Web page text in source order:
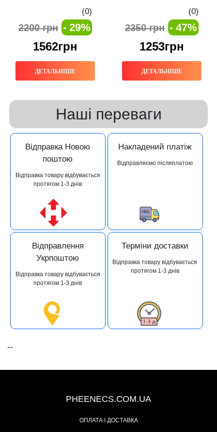
(0)
2200 грн - 29%
1562грн
ДЕТАЛЬНІШЕ
(0)
2350 грн - 47%
1253грн
ДЕТАЛЬНІШЕ
Наші переваги
Відправка Новою
поштою
Відправка товару відбувається
протягом 1-3 днів
Накладений платіж
Відправляємо післяплатою
Відправлення
Укрпоштою
Відправка товару відбувається
протягом 1-3 днів
Терміни доставки
Відправка товару відбувається
протягом 1-3 днів
--
PHEENECS.COM.UA
ОПЛАТА І ДОСТАВКА